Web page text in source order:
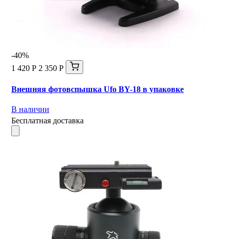
-40%
1 420 Р 2 350 Р
Внешняя фотовспышка Ufo BY-18 в упаковке
В наличии
Бесплатная доставка